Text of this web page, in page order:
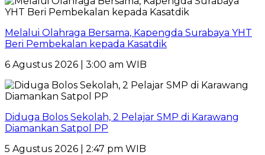
Melalui Olahraga Bersama, Kapengda Surabaya YHT
Beri Pembekalan kepada Kasatdik
6 Agustus 2026 | 3:00 am WIB
Diduga Bolos Sekolah, 2 Pelajar SMP di Karawang
Diamankan Satpol PP
5 Agustus 2026 | 2:47 pm WIB